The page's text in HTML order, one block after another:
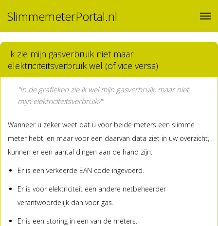
SlimmemeterPortal.nl
Ik zie mijn gasverbruik niet maar
elektriciteitsverbruik wel (of vice versa)
"In de grafieken zie ik wel mijn gasverbruik, maar niet
mijn elektriciteitsverbruik?"
Wanneer u zeker weet dat u voor beide meters een slimme
meter hebt, en maar voor een daarvan data ziet in uw overzicht,
kunnen er een aantal dingen aan de hand zijn.
Er is een verkeerde EAN code ingevoerd.
Er is voor elektriciteit een andere netbeheerder
verantwoordelijk dan voor gas.
Er is een storing in een van de meters.